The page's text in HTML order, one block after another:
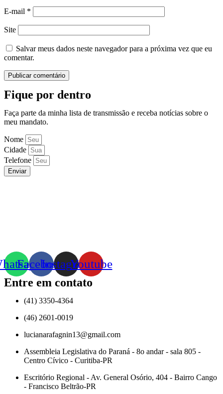
E-mail *
Site
Salvar meus dados neste navegador para a próxima vez que eu
comentar.
Fique por dentro
Faça parte da minha lista de transmissão e receba notícias sobre o
meu mandato.
Nome
Cidade
Telefone
Enviar
FacebookInstagramYoutube
Entre em contato
(41) 3350-4364
(46) 2601-0019
lucianarafagnin13@gmail.com
Assembleia Legislativa do Paraná - 8o andar - sala 805 -
Centro Cívico - Curitiba-PR
Escritório Regional - Av. General Osório, 404 - Bairro Cango
- Francisco Beltrão-PR